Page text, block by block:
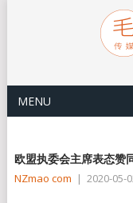
MENU
欧盟执委会主席表态赞
NZmao com | 2020-05-